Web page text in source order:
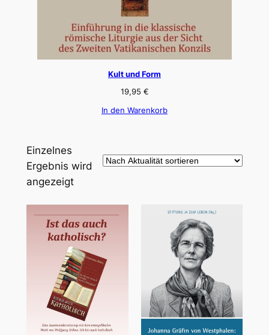
Kult und Form
19,95 €
In den Warenkorb
Einzelnes
Ergebnis wird
angezeigt